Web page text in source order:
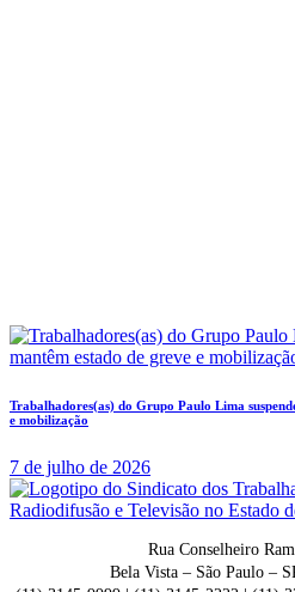
Trabalhadores(as) do Grupo Paulo Lima
e mobilização
7 de julho de 2026
Rua Conselheiro
Bela Vista – São Paulo –